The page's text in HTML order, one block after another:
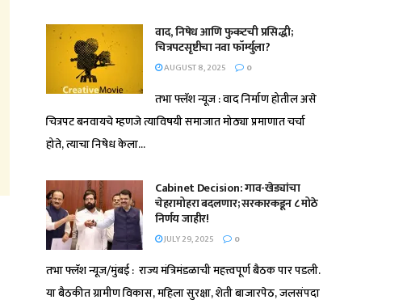
वाद, निषेध आणि फुकटची प्रसिद्धी;
चित्रपटसृष्टीचा नवा फॉर्म्युला?
AUGUST 8, 2025 0
तभा फ्लॅश न्यूज : वाद निर्माण होतील असे
चित्रपट बनवायचे म्हणजे त्याविषयी समाजात मोठ्या प्रमाणात चर्चा
होते, त्याचा निषेध केला...
Cabinet Decision: गाव-खेड्यांचा
चेहरामोहरा बदलणार; सरकारकडून ८ मोठे
निर्णय जाहीर!
JULY 29, 2025 0
तभा फ्लॅश न्यूज/मुंबई : राज्य मंत्रिमंडळाची महत्त्वपूर्ण बैठक पार पडली.
या बैठकीत ग्रामीण विकास, महिला सुरक्षा, शेती बाजारपेठ, जलसंपदा